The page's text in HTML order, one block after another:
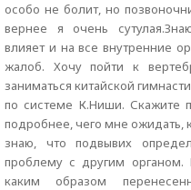
особо не болит, но
вернее я очень
влияет и на все внутренние
жалоб. Хочу пойти к
заниматься китайской
по системе К.Ниши. Скажите
подробнее, чего мне ожидать,
знаю, что подвывих
проблему с другим
каким образом